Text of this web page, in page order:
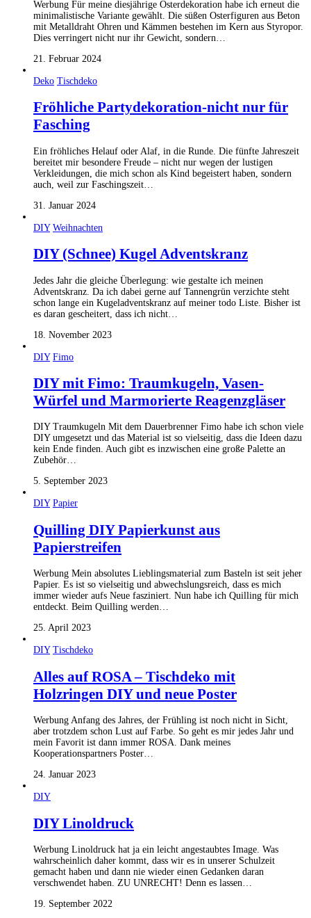
Werbung Für meine diesjährige Osterdekoration habe ich erneut die
minimalistische Variante gewählt. Die süßen Osterfiguren aus Beton
mit Metalldraht Ohren und Kämmen bestehen im Kern aus Styropor.
Dies verringert nicht nur ihr Gewicht, sondern…
21. Februar 2024
Deko Tischdeko
Fröhliche Partydekoration-nicht nur für
Fasching
Ein fröhliches Helauf oder Alaf, in die Runde. Die fünfte Jahreszeit
bereitet mir besondere Freude – nicht nur wegen der lustigen
Verkleidungen, die mich schon als Kind begeistert haben, sondern
auch, weil zur Faschingszeit…
31. Januar 2024
DIY Weihnachten
DIY (Schnee) Kugel Adventskranz
Jedes Jahr die gleiche Überlegung: wie gestalte ich meinen
Adventskranz. Da ich dabei gerne auf Tannengrün verzichte steht
schon lange ein Kugeladventskranz auf meiner todo Liste. Bisher ist
es daran gescheitert, dass ich nicht…
18. November 2023
DIY Fimo
DIY mit Fimo: Traumkugeln, Vasen-
Würfel und Marmorierte Reagenzgläser
DIY Traumkugeln Mit dem Dauerbrenner Fimo habe ich schon viele
DIY umgesetzt und das Material ist so vielseitig, dass die Ideen dazu
kein Ende finden. Auch gibt es inzwischen eine große Palette an
Zubehör…
5. September 2023
DIY Papier
Quilling DIY Papierkunst aus
Papierstreifen
Werbung Mein absolutes Lieblingsmaterial zum Basteln ist seit jeher
Papier. Es ist so vielseitig und abwechslungsreich, dass es mich
immer wieder aufs Neue fasziniert. Nun habe ich Quilling für mich
entdeckt. Beim Quilling werden…
25. April 2023
DIY Tischdeko
Alles auf ROSA – Tischdeko mit
Holzringen DIY und neue Poster
Werbung Anfang des Jahres, der Frühling ist noch nicht in Sicht,
aber trotzdem schon Lust auf Farbe. So geht es mir jedes Jahr und
mein Favorit ist dann immer ROSA. Dank meines
Kooperationspartners Poster…
24. Januar 2023
DIY
DIY Linoldruck
Werbung Linoldruck hat ja ein leicht angestaubtes Image. Was
wahrscheinlich daher kommt, dass wir es in unserer Schulzeit
gemacht haben und dann nie wieder einen Gedanken daran
verschwendet haben. ZU UNRECHT! Denn es lassen…
19. September 2022